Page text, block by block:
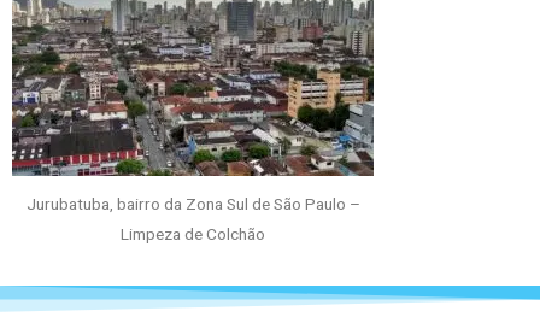
Jurubatuba, bairro da Zona Sul de São Paulo –
Limpeza de Colchão